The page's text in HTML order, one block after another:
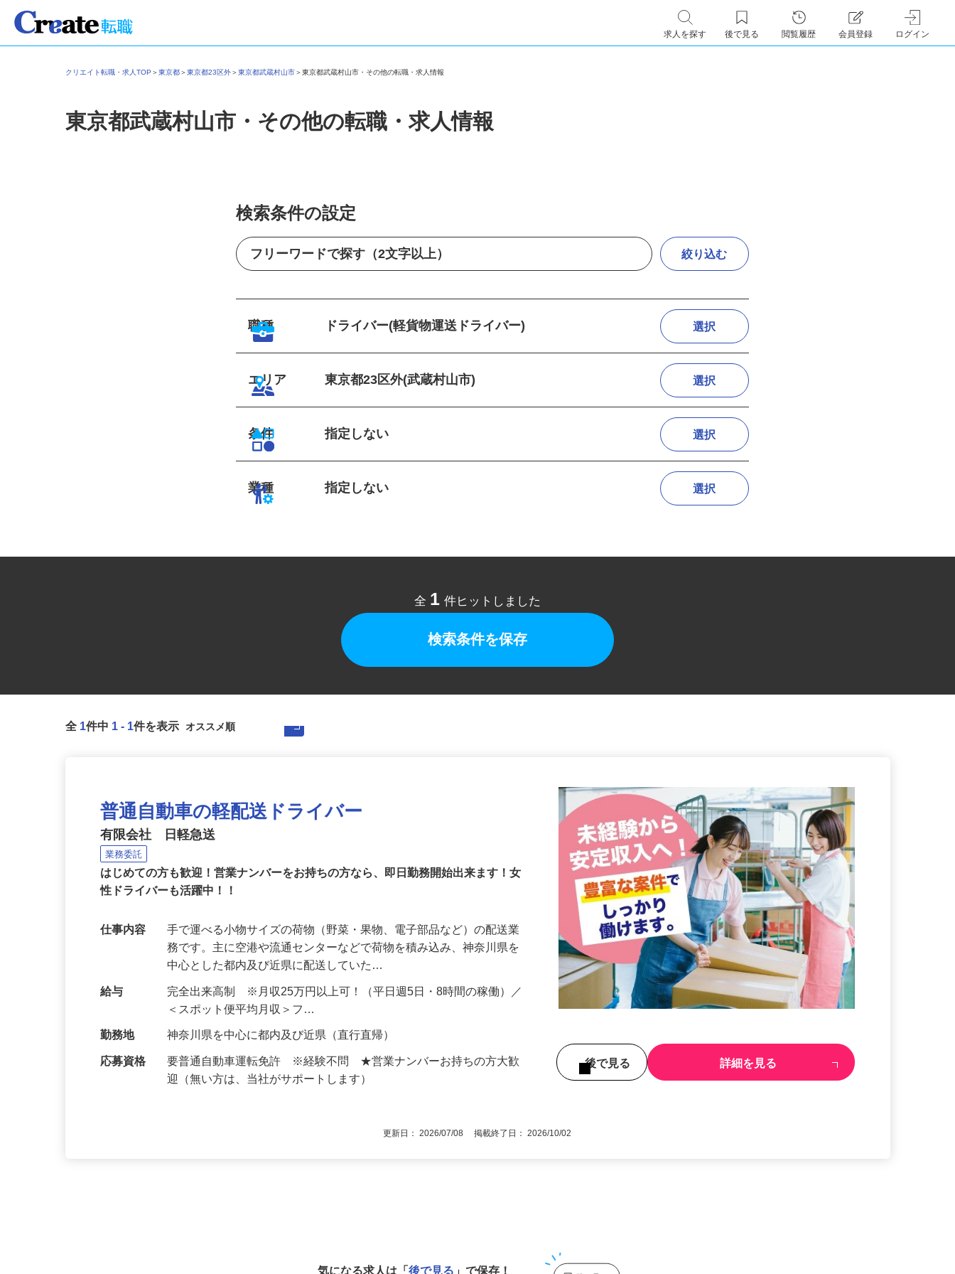
求人を探す 後で見る 閲覧履歴 会員登録 ログイン
クリエイト転職・求人TOP＞東京都＞東京都23区外＞東京都武蔵村山市＞東京都武蔵村山市・その他の転職・求人情報
東京都武蔵村山市・その他の転職・求人情報
検索条件の設定
絞り込む
職種 ドライバー(軽貨物運送ドライバー) 選択
エリア 東京都23区外(武蔵村山市) 選択
条件 指定しない 選択
業種 指定しない 選択
全1件ヒットしました
検索条件を保存
普通自動車の軽配送ドライバー
有限会社 日軽急送
業務委託
はじめての方も歓迎！営業ナンバーをお持ちの方なら、即日勤務開始出来ます！女
手で運べる小物サイズの荷物（野菜・果物、電子部品など）の配送業
務です。主に空港や流通センターなどで荷物を積み込み、神奈川県を
完全出来高制 ※月収25万円以上可！（平日週5日・8時間の稼働）／
勤務地
要普通自動車運転免許 ※経験不問 ★営業ナンバーお持ちの方大歓 後で見る 詳細を見る